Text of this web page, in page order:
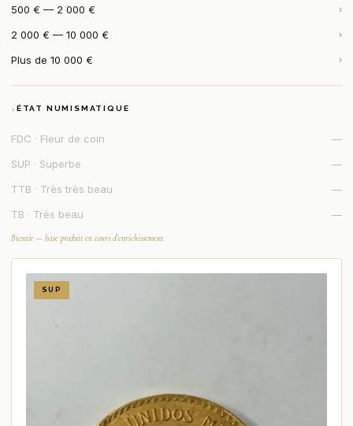
500 € — 2 000 € ›
2 000 € — 10 000 € ›
Plus de 10 000 € ›
ÉTAT NUMISMATIQUE
FDC · Fleur de coin
—
SUP · Superbe
—
TTB · Très très beau
—
TB · Très beau
—
Bientôt — base produit en cours d’enrichissement
SUP